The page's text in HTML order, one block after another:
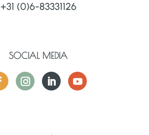
+31 (0)6-83331126
SOCIAL MEDIA